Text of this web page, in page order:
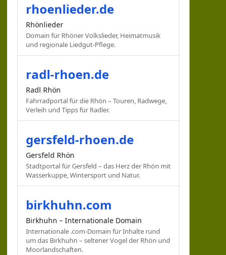
rhoenlieder.de
Rhönlieder
Domain für Rhöner Volkslieder, Heimatmusik
und regionale Liedgut-Pflege.
radl-rhoen.de
Radl Rhön
Fahrradportal für die Rhön – Touren, Radwege,
Verleih und Tipps für Radler.
gersfeld-rhoen.de
Gersfeld Rhön
Stadtportal für Gersfeld – das Herz der Rhön mit
Wasserkuppe, Wintersport und Natur.
birkhuhn.com
Birkhuhn – Internationale Domain
Internationale .com-Domain für Inhalte rund
um das Birkhuhn – seltener Vogel der Rhön und
Moorlandschaften.